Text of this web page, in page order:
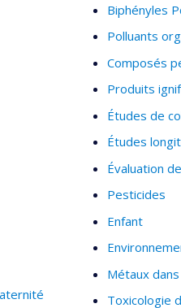
Biphényles
Polluants
Composés
Produits
Études de
Études
Évaluation
Pesticides
Enfant
Métaux
Toxicologie